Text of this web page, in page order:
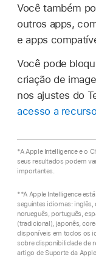
Você também
outros apps,
e apps
Você pode
criação de
nos ajustes do
acesso a
*A Apple Intelligence e o
seus resultados podem
importantes.
**A Apple Intelligence
seguintes idiomas: inglês,
norueguês, português,
(tradicional), japonês,
disponíveis em todos os
sobre disponibilidade de
artigo de Suporte da